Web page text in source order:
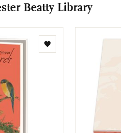
Beatty Library
Toevoegen